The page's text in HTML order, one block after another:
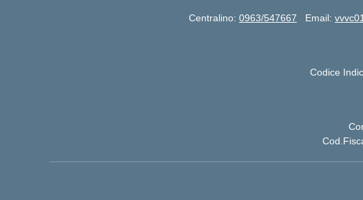
Centralino: 0963/547667 Email:
Codice